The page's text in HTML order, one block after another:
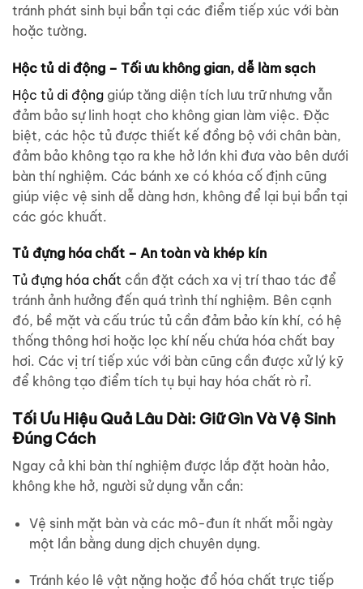
tránh phát sinh bụi bẩn tại các điểm tiếp xúc với bàn
hoặc tường.
Hộc tủ di động – Tối ưu không gian, dễ làm sạch
Hộc tủ di động giúp tăng diện tích lưu trữ nhưng vẫn
đảm bảo sự linh hoạt cho không gian làm việc. Đặc
biệt, các hộc tủ được thiết kế đồng bộ với chân bàn,
đảm bảo không tạo ra khe hở lớn khi đưa vào bên dưới
bàn thí nghiệm. Các bánh xe có khóa cố định cũng
giúp việc vệ sinh dễ dàng hơn, không để lại bụi bẩn tại
các góc khuất.
Tủ đựng hóa chất – An toàn và khép kín
Tủ đựng hóa chất cần đặt cách xa vị trí thao tác để
tránh ảnh hưởng đến quá trình thí nghiệm. Bên cạnh
đó, bề mặt và cấu trúc tủ cần đảm bảo kín khí, có hệ
thống thông hơi hoặc lọc khí nếu chứa hóa chất bay
hơi. Các vị trí tiếp xúc với bàn cũng cần được xử lý kỹ
để không tạo điểm tích tụ bụi hay hóa chất rò rỉ.
Tối Ưu Hiệu Quả Lâu Dài: Giữ Gìn Và Vệ Sinh
Đúng Cách
Ngay cả khi bàn thí nghiệm được lắp đặt hoàn hảo,
không khe hở, người sử dụng vẫn cần:
Vệ sinh mặt bàn và các mô-đun ít nhất mỗi ngày
một lần bằng dung dịch chuyên dụng.
Tránh kéo lê vật nặng hoặc đổ hóa chất trực tiếp